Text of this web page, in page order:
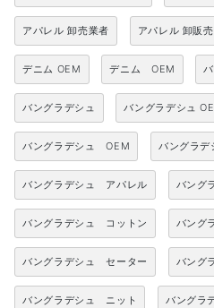
アパレル 卸売業者 アパレル 卸販売
デニム OEM デニム OEM
バングラデシュ バングラデシュ
バングラデシュ OEM バングラ
バングラデシュ アパレル バング
バングラデシュ コットン バング
バングラデシュ セーター バング
バングラデシュ ニット バングラ